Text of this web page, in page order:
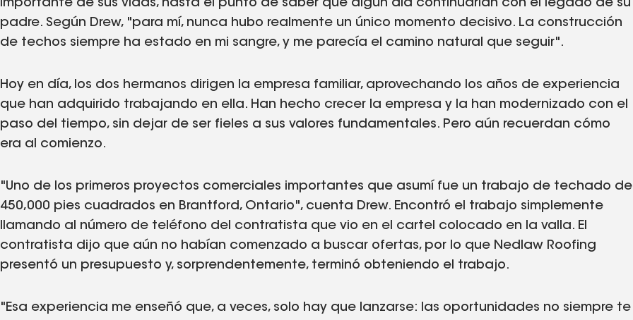
importante de sus vidas, hasta el punto de saber que algún día continuarían con el legado de su
padre. Según Drew, "para mí, nunca hubo realmente un único momento decisivo. La construcción
de techos siempre ha estado en mi sangre, y me parecía el camino natural que seguir".
Hoy en día, los dos hermanos dirigen la empresa familiar, aprovechando los años de experiencia
que han adquirido trabajando en ella. Han hecho crecer la empresa y la han modernizado con el
paso del tiempo, sin dejar de ser fieles a sus valores fundamentales. Pero aún recuerdan cómo
era al comienzo.
"Uno de los primeros proyectos comerciales importantes que asumí fue un trabajo de techado de
450,000 pies cuadrados en Brantford, Ontario", cuenta Drew. Encontró el trabajo simplemente
llamando al número de teléfono del contratista que vio en el cartel colocado en la valla. El
contratista dijo que aún no habían comenzado a buscar ofertas, por lo que Nedlaw Roofing
presentó un presupuesto y, sorprendentemente, terminó obteniendo el trabajo.
"Esa experiencia me enseñó que, a veces, solo hay que lanzarse: las oportunidades no siempre te